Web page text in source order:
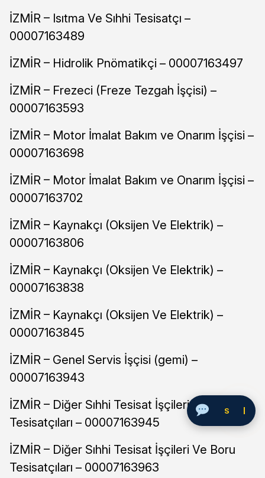
İZMİR – Isıtma Ve Sıhhi Tesisatçı –
00007163489
İZMİR – Hidrolik Pnömatikçi – 00007163497
İZMİR – Frezeci (Freze Tezgah İşçisi) –
00007163593
İZMİR – Motor İmalat Bakım ve Onarım İşçisi –
00007163698
İZMİR – Motor İmalat Bakım ve Onarım İşçisi –
00007163702
İZMİR – Kaynakçı (Oksijen Ve Elektrik) –
00007163806
İZMİR – Kaynakçı (Oksijen Ve Elektrik) –
00007163838
İZMİR – Kaynakçı (Oksijen Ve Elektrik) –
00007163845
İZMİR – Genel Servis İşçisi (gemi) –
00007163943
İZMİR – Diğer Sıhhi Tesisat İşçileri Ve Boru
Tesisatçıları – 00007163945
İZMİR – Diğer Sıhhi Tesisat İşçileri Ve Boru
Tesisatçıları – 00007163963
Soru Sor